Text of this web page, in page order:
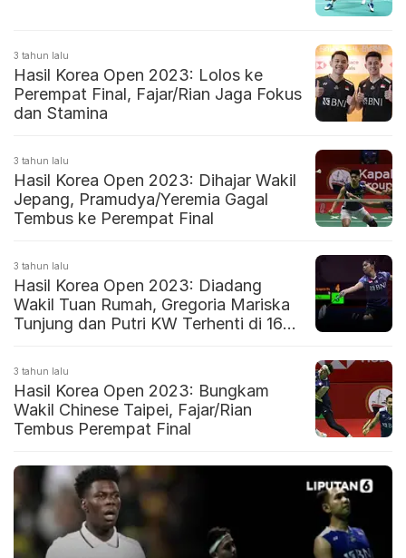
3 tahun lalu
Hasil Korea Open 2023: Lolos ke
Perempat Final, Fajar/Rian Jaga Fokus
dan Stamina
3 tahun lalu
Hasil Korea Open 2023: Dihajar Wakil
Jepang, Pramudya/Yeremia Gagal
Tembus ke Perempat Final
3 tahun lalu
Hasil Korea Open 2023: Diadang
Wakil Tuan Rumah, Gregoria Mariska
Tunjung dan Putri KW Terhenti di 16
3 tahun lalu
Hasil Korea Open 2023: Bungkam
Wakil Chinese Taipei, Fajar/Rian
Tembus Perempat Final